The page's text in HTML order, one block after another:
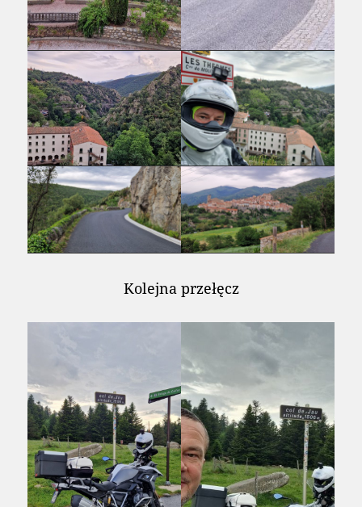
Kolejna przełęcz